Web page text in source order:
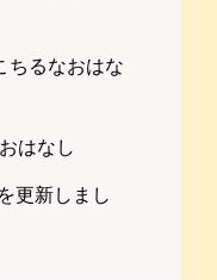
るなおはな
はなし
更新しまし